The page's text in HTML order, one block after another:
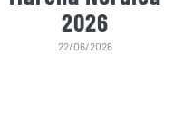
2026
22/06/2026